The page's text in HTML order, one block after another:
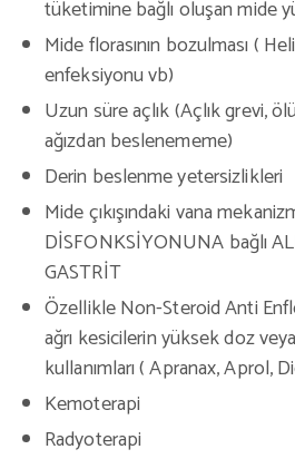
tüketimine bağlı oluşan mide
Mide florasının bozulması (
enfeksiyonu vb)
Uzun süre açlık (Açlık grevi,
ağızdan beslenememe)
Derin beslenme yetersizlikleri
Mide çıkışındaki vana
DİSFONKSİYONUNA bağlı
GASTRİT
Özellikle Non-Steroid Anti
ağrı kesicilerin yüksek doz
kullanımları ( Apranax, Aprol,
Kemoterapi
Radyoterapi